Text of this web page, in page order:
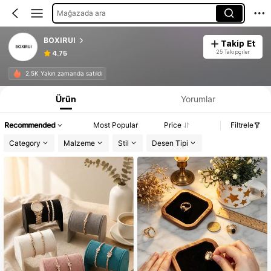
Mağazada ara
BOXIRUI
4.75
Takip Et
25 Takipçiler
2.5K Yakın zamanda satıldı
Ürün Yorumlar
Recommended Most Popular Price
Filtrele
Category
Malzeme Stil Desen Tipi